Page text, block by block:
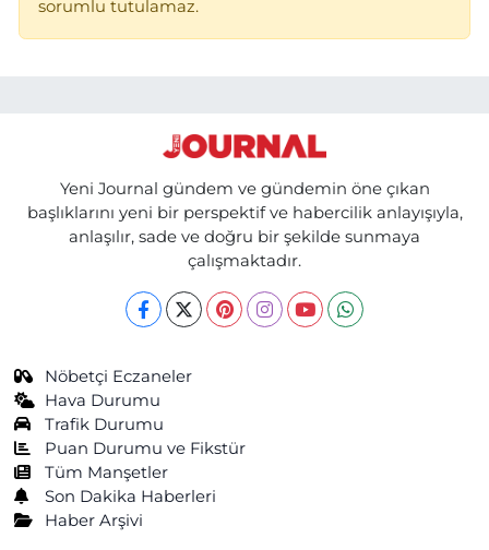
sorumlu tutulamaz.
Yeni Journal gündem ve gündemin öne çıkan
başlıklarını yeni bir perspektif ve habercilik anlayışıyla,
anlaşılır, sade ve doğru bir şekilde sunmaya
çalışmaktadır.
Nöbetçi Eczaneler
Hava Durumu
Trafik Durumu
Puan Durumu ve Fikstür
Tüm Manşetler
Son Dakika Haberleri
Haber Arşivi